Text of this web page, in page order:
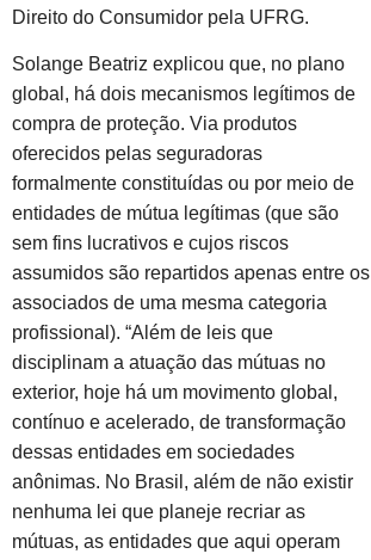
Direito do Consumidor pela UFRG.
Solange Beatriz explicou que, no plano
global, há dois mecanismos legítimos de
compra de proteção. Via produtos
oferecidos pelas seguradoras
formalmente constituídas ou por meio de
entidades de mútua legítimas (que são
sem fins lucrativos e cujos riscos
assumidos são repartidos apenas entre os
associados de uma mesma categoria
profissional). “Além de leis que
disciplinam a atuação das mútuas no
exterior, hoje há um movimento global,
contínuo e acelerado, de transformação
dessas entidades em sociedades
anônimas. No Brasil, além de não existir
nenhuma lei que planeje recriar as
mútuas, as entidades que aqui operam